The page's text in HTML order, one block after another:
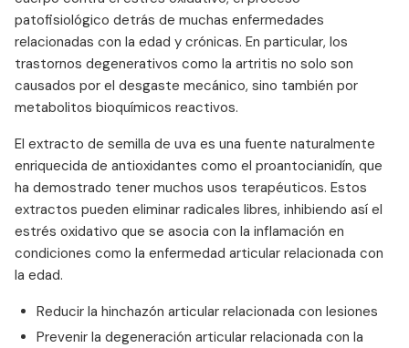
patofisiológico detrás de muchas enfermedades
relacionadas con la edad y crónicas. En particular, los
trastornos degenerativos como la artritis no solo son
causados por el desgaste mecánico, sino también por
metabolitos bioquímicos reactivos.
El extracto de semilla de uva es una fuente naturalmente
enriquecida de antioxidantes como el proantocianidín, que
ha demostrado tener muchos usos terapéuticos. Estos
extractos pueden eliminar radicales libres, inhibiendo así el
estrés oxidativo que se asocia con la inflamación en
condiciones como la enfermedad articular relacionada con
la edad.
Reducir la hinchazón articular relacionada con lesiones
Prevenir la degeneración articular relacionada con la